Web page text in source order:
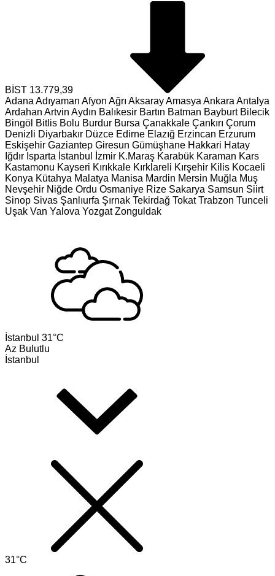
BİST 13.779,39
Adana Adıyaman Afyon Ağrı AksarayAmasya Ankara Antalya
Ardahan Artvin Aydın Balıkesir Bartın Batman Bayburt Bilecik
Bingöl Bitlis Bolu Burdur Bursa Çanakkale Çankırı Çorum
Denizli Diyarbakır Düzce Edirne Elazığ Erzincan Erzurum
Eskişehir Gaziantep Giresun Gümüşhane Hakkari Hatay
Iğdır Isparta İstanbul İzmir K.Maraş Karabük Karaman Kars
Kastamonu Kayseri Kırıkkale Kırklareli Kırşehir Kilis Kocaeli
Konya Kütahya Malatya Manisa Mardin Mersin Muğla Muş
Nevşehir Niğde Ordu Osmaniye Rize Sakarya Samsun Siirt
Sinop Sivas Şanlıurfa Şırnak Tekirdağ Tokat Trabzon Tunceli
Uşak Van Yalova Yozgat Zonguldak
İstanbul 31°C
Az Bulutlu
İstanbul
31°C